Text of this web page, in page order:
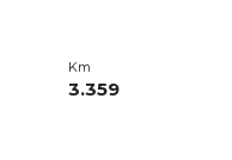
Km
3.359